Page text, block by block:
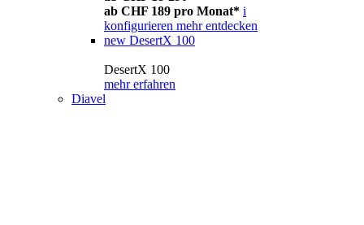
ab CHF 189 pro Monat* i
konfigurieren mehr entdecken
new DesertX 100
DesertX 100
mehr erfahren
Diavel